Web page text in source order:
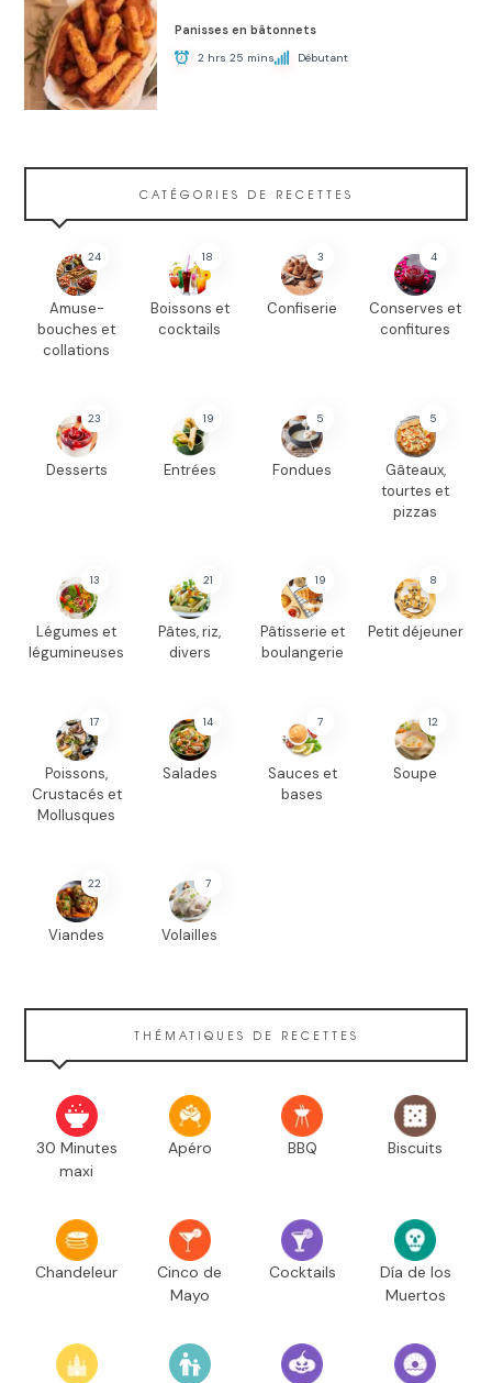
Panisses en bâtonnets
2 hrs 25 mins Débutant
CATÉGORIES DE RECETTES
24
Amuse-
bouches et
collations
18
Boissons et
cocktails
3
Confiserie
4
Conserves et
confitures
23
Desserts
19
Entrées
5
Fondues
5
Gâteaux,
tourtes et
pizzas
13
Légumes et
légumineuses
21
Pâtes, riz,
divers
19
Pâtisserie et
boulangerie
8
Petit déjeuner
17
Poissons,
Crustacés et
Mollusques
14
Salades
7
Sauces et
bases
12
Soupe
22
Viandes
7
Volailles
THÉMATIQUES DE RECETTES
30 Minutes
maxi
Apéro BBQ Biscuits
Chandeleur
Cinco de
Mayo
Cocktails
Día de los
Muertos